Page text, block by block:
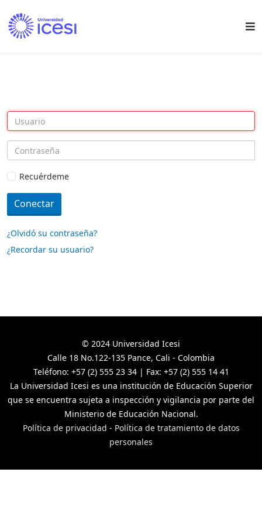
Recuérdeme
Conectar
¿Olvidó su contraseña?
¿Recordar su usuario?
© 2024 Universidad Icesi
Calle 18 No.122-135 Pance, Cali - Colombia
Teléfono: +57 (2) 555 23 34 | Fax: +57 (2) 555 14 41
La Universidad Icesi es una institución de Educación Superior
que se encuentra sujeta a inspección y vigilancia por parte del
Ministerio de Educación Nacional.
Política de privacidad - Política de tratamiento de datos
personales